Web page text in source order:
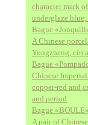
character mark
underglaze
Bague
A Chinese
Yongzheng,
Bague
Chinese
copper-red and
and period
Bague
A pair of